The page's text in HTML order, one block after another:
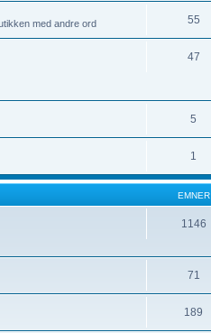
med andre ord 55
47
5
1
EMNER
1146
71
189